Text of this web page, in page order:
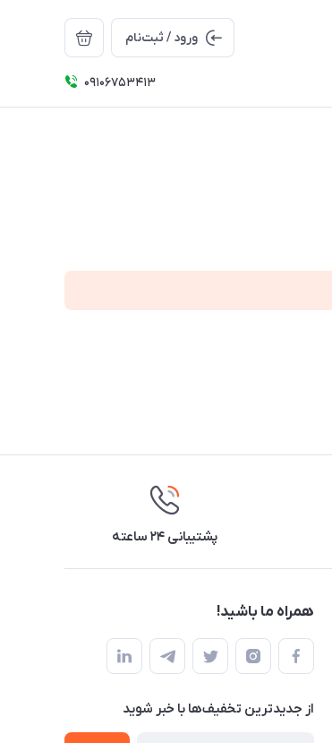
ورود / ثبت‌نام
09106753413
پشتیبانی ۲۴ ساعته
همراه ما باشید!
از جدید‌ترین تخفیف‌ها با‌ خبر شوید